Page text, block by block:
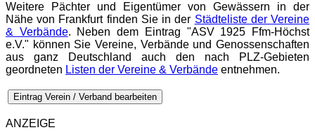
Weitere Pächter und Eigentümer von Gewässern in der
Nähe von Frankfurt finden Sie in der Städteliste der Vereine
& Verbände. Neben dem Eintrag "ASV 1925 Ffm-Höchst
e.V." können Sie Vereine, Verbände und Genossenschaften
aus ganz Deutschland auch den nach PLZ-Gebieten
geordneten Listen der Vereine & Verbände entnehmen.
Eintrag Verein / Verband bearbeiten
ANZEIGE